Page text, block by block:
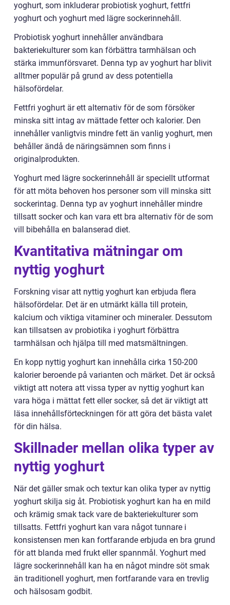
yoghurt, som inkluderar probiotisk yoghurt, fettfri
yoghurt och yoghurt med lägre sockerinnehåll.
Probiotisk yoghurt innehåller användbara
bakteriekulturer som kan förbättra tarmhälsan och
stärka immunförsvaret. Denna typ av yoghurt har blivit
alltmer populär på grund av dess potentiella
hälsofördelar.
Fettfri yoghurt är ett alternativ för de som försöker
minska sitt intag av mättade fetter och kalorier. Den
innehåller vanligtvis mindre fett än vanlig yoghurt, men
behåller ändå de näringsämnen som finns i
originalprodukten.
Yoghurt med lägre sockerinnehåll är speciellt utformat
för att möta behoven hos personer som vill minska sitt
sockerintag. Denna typ av yoghurt innehåller mindre
tillsatt socker och kan vara ett bra alternativ för de som
vill bibehålla en balanserad diet.
Kvantitativa mätningar om
nyttig yoghurt
Forskning visar att nyttig yoghurt kan erbjuda flera
hälsofördelar. Det är en utmärkt källa till protein,
kalcium och viktiga vitaminer och mineraler. Dessutom
kan tillsatsen av probiotika i yoghurt förbättra
tarmhälsan och hjälpa till med matsmältningen.
En kopp nyttig yoghurt kan innehålla cirka 150-200
kalorier beroende på varianten och märket. Det är också
viktigt att notera att vissa typer av nyttig yoghurt kan
vara höga i mättat fett eller socker, så det är viktigt att
läsa innehållsförteckningen för att göra det bästa valet
för din hälsa.
Skillnader mellan olika typer av
nyttig yoghurt
När det gäller smak och textur kan olika typer av nyttig
yoghurt skilja sig åt. Probiotisk yoghurt kan ha en mild
och krämig smak tack vare de bakteriekulturer som
tillsatts. Fettfri yoghurt kan vara något tunnare i
konsistensen men kan fortfarande erbjuda en bra grund
för att blanda med frukt eller spannmål. Yoghurt med
lägre sockerinnehåll kan ha en något mindre söt smak
än traditionell yoghurt, men fortfarande vara en trevlig
och hälsosam godbit.